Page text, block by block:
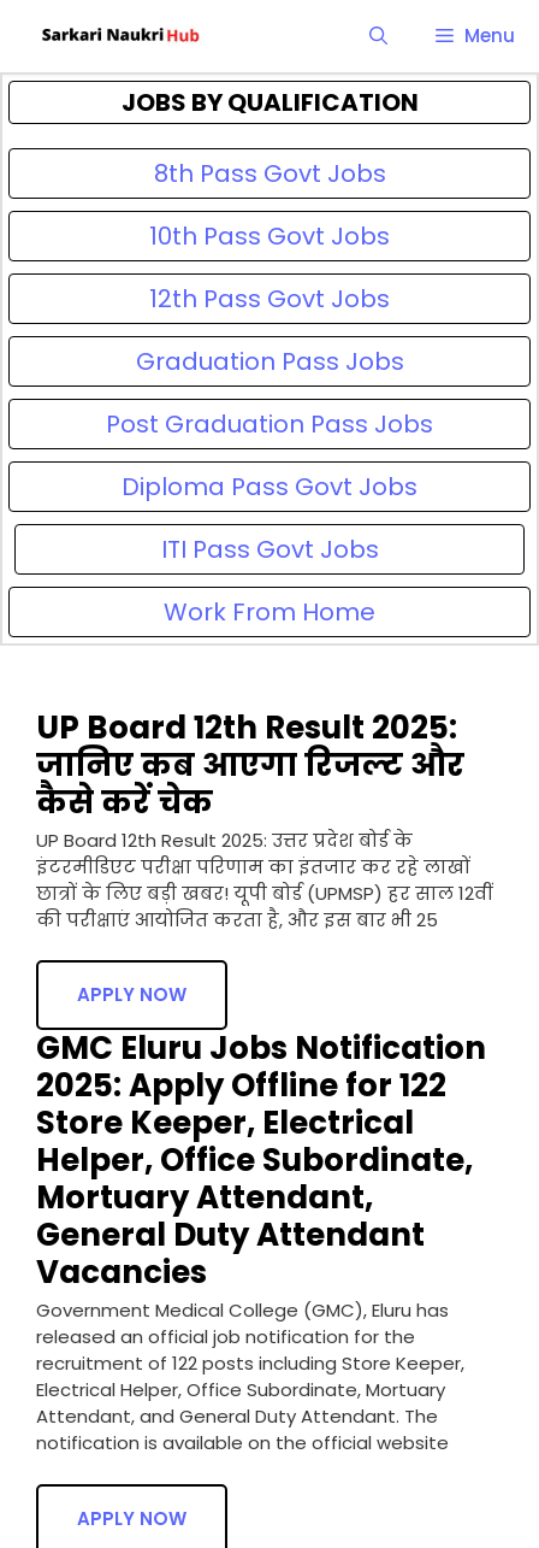
Menu
JOBS BY QUALIFICATION
8th Pass Govt Jobs
10th Pass Govt Jobs
12th Pass Govt Jobs
Graduation Pass Jobs
Post Graduation Pass Jobs
Diploma Pass Govt Jobs
ITI Pass Govt Jobs
Work From Home
UP Board 12th Result 2025:
जानिए कब आएगा रिजल्ट और
कैसे करें चेक
UP Board 12th Result 2025: उत्तर प्रदेश बोर्ड के
इंटरमीडिएट परीक्षा परिणाम का इंतजार कर रहे लाखों
छात्रों के लिए बड़ी खबर! यूपी बोर्ड (UPMSP) हर साल 12वीं
की परीक्षाएं आयोजित करता है, और इस बार भी 25
APPLY NOW
GMC Eluru Jobs Notification
2025: Apply Offline for 122
Store Keeper, Electrical
Helper, Office Subordinate,
Mortuary Attendant,
General Duty Attendant
Vacancies
Government Medical College (GMC), Eluru has
released an official job notification for the
recruitment of 122 posts including Store Keeper,
Electrical Helper, Office Subordinate, Mortuary
Attendant, and General Duty Attendant. The
notification is available on the official website
APPLY NOW